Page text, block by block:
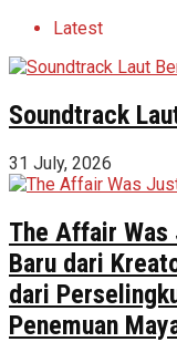
Latest
Soundtrack
31 July, 2026
The Affair Was
Baru dari
dari
Penemuan